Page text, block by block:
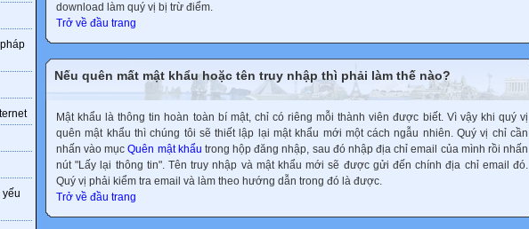
yếu
download làm quý vị bị trừ điểm.
Trở về đầu trang
Nếu quên mất mật khẩu hoặc tên truy nhập thì phải làm thế nào?
Mật khẩu là thông tin hoàn toàn bí mật, chỉ có riêng mỗi thành viên được biết. Vì vậy khi quý vị
quên mật khẩu thì chúng tôi sẽ thiết lập lại mật khẩu mới một cách ngẫu nhiên. Quý vị chỉ cần
nhấn vào mụcQuên mật khẩu trong hộp đăng nhập, sau đó nhập địa chỉ email của mình rồi nhấn
nút "Lấy lại thông tin". Tên truy nhập và mật khẩu mới sẽ được gửi đến chính địa chỉ email đó.
Quý vị phải kiểm tra email và làm theo hướng dẫn trong đó là được.
Trở về đầu trang